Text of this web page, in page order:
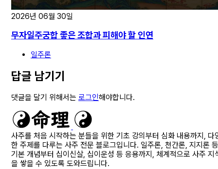
2026년 06월 30일
무자일주궁합 좋은 조합과 피해야 할 인연
일주론
답글 남기기
댓글을 달기 위해서는 로그인해야합니다.
사주를 처음 시작하는 분들을 위한 기초 강의부터 심화 내용까지, 다
한 주제를 다루는 사주 전문 블로그입니다. 일주론, 천간론, 지지론 등
기본 개념부터 십이신살, 십이운성 등 응용까지, 체계적으로 사주 지
을 쌓을 수 있도록 도와드립니다.